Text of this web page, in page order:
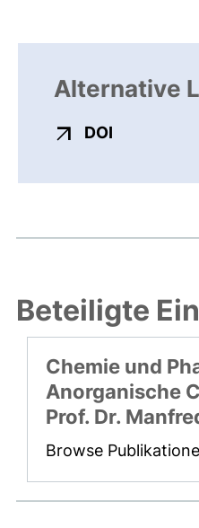
Alternative
DOI
Beteiligte
Chemie und
Anorganische
Prof. Dr.
Browse